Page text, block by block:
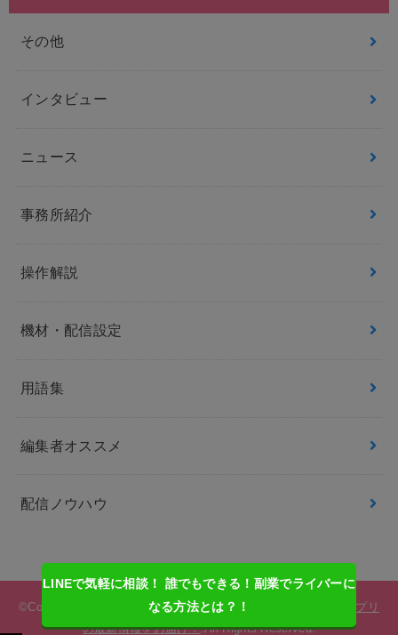
その他
インタビュー
ニュース
事務所紹介
操作解説
機材・配信設定
用語集
編集者オススメ
配信ノウハウ
©Copyright2026
ライバーサーチ | 人気ライバー・ライブ配信アプリ
の最新情報をお届け！.All Rights Reserved.
LINEで気軽に相談！ 誰でもできる！副業でライバーに
なる方法とは？！